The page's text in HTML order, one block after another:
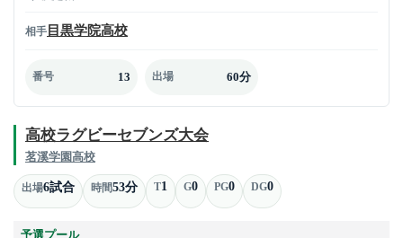
相手 目黒学院高校
番号 13 出場 60分
高校ラグビーセブンズ大会
茗溪学園高校
出場6試合 時間53分 T1 G0 PG0 DG0
予選プール